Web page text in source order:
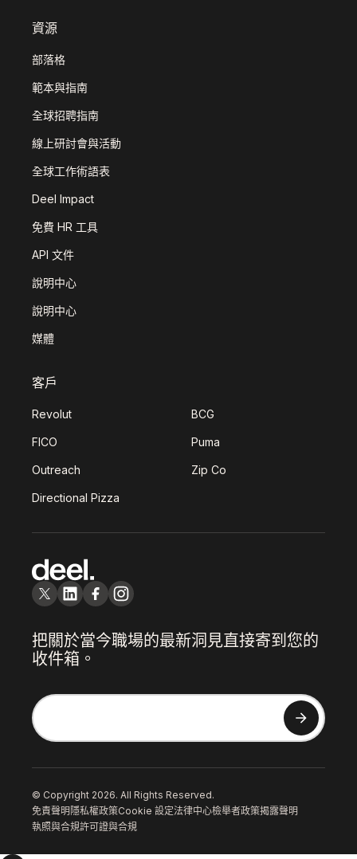
資源
部落格
範本與指南
全球招聘指南
線上研討會與活動
全球工作術語表
Deel Impact
免費 HR 工具
API 文件
說明中心
說明中心
媒體
客戶
Revolut BCG
FICO Puma
Outreach Zip Co
Directional Pizza
把關於當今職場的最新洞見直接寄到您的
收件箱。
© Copyright 2026. All Rights Reserved.
免責聲明隱私權政策Cookie 設定法律中心檢舉者政策揭露聲明
執照與合規許可證與合規